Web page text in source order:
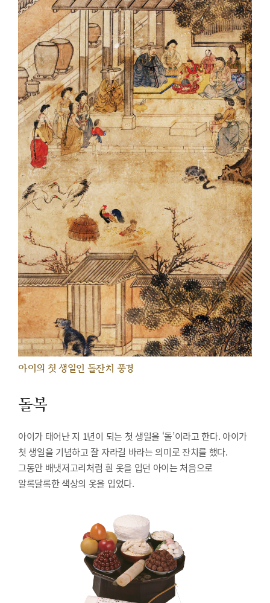
아이의 첫 생일인 돌잔치 풍경
돌복
아이가 태어난 지 1년이 되는 첫 생일을 ‘돌’이라고 한다. 아이가
첫 생일을 기념하고 잘 자라길 바라는 의미로 잔치를 했다.
그동안 배냇저고리처럼 흰 옷을 입던 아이는 처음으로
알록달록한 색상의 옷을 입었다.